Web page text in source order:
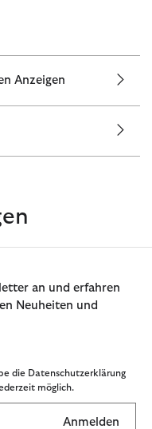
Anzeigen
an und erfahren
Neuheiten und
die Datenschutzerklärung
möglich.
Anmelden